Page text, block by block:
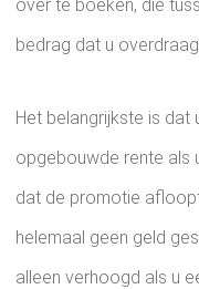
over te boeken, die
bedrag dat u
Het belangrijkste is dat
opgebouwde rente als
dat de promotie
helemaal geen geld
alleen verhoogd als u